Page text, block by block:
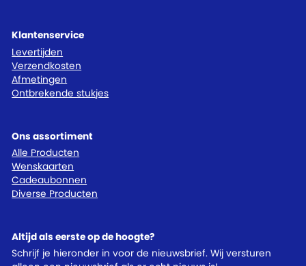
Klantenservice
Levertijden
Verzendkosten
Afmetingen
Ontbrekende stukjes
Ons assortiment
Alle Producten
Wenskaarten
Cadeaubonnen
Diverse Producten
Altijd als eerste op de hoogte?
Schrijf je hieronder in voor de nieuwsbrief. Wij versturen